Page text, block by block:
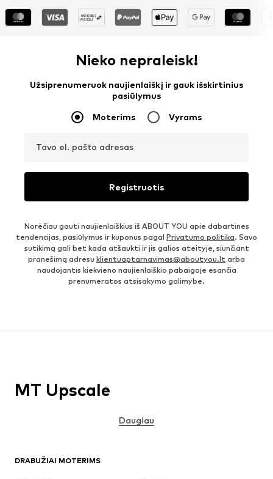
Nieko nepraleisk!
Užsiprenumeruok naujienlaiškį ir gauk išskirtinius
pasiūlymus
Moterims Vyrams
Tavo el. pašto adresas
Registruotis
Norėčiau gauti naujienlaiškius iš ABOUT YOU apie dabartines
tendencijas, pasiūlymus ir kuponus pagal Privatumo politika. Savo
sutikimą gali bet kada atšaukti ir jis galios ateityje, siunčiant
pranešimą adresu klientuaptarnavimas@aboutyou.lt arba
naudojantis kiekvieno naujienlaiškio pabaigoje esančia
prenumeratos atsisakymo galimybe.
DRABUŽIAI MOTERIMS
MT Upscale
Daugiau